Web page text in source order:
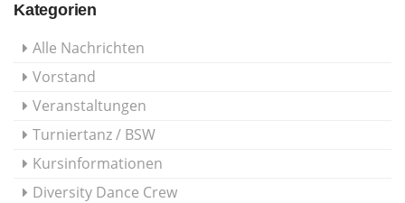
Kategorien
Alle Nachrichten
Vorstand
Veranstaltungen
Turniertanz / BSW
Kursinformationen
Diversity Dance Crew